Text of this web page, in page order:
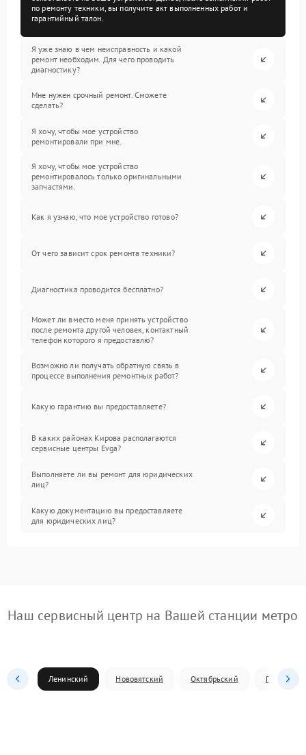
по ремонту техники, вы получите акт выполненных работ и
гарантийный талон.
Я уже знаю в чем неисправность и какой
ремонт необходим. Для чего проводить
диагностику?
Мне нужен срочный ремонт. Сможете
сделать?
Я хочу, чтобы мое устройство
ремонтировали при мне.
Я хочу, чтобы мое устройство
ремонтировалось только оригинальными
запчастями.
Как я узнаю, что мое устройство готово?
От чего зависит срок ремонта техники?
Диагностика проводится бесплатно?
Может ли вместо меня принять устройство
после ремонта другой человек, контактный
телефон которого я предоставлю?
Возможно ли получать обратную связь в
процессе выполнения ремонтных работ?
Какую гарантию вы предоставляете?
В каких районах Кирова располагаются
сервисные центры Evga?
Выполняете ли вы ремонт для юридических
лиц?
Какую документацию вы предоставляете
для юридических лиц?
Наш сервисный центр на Вашей станции метро
Ленинский Нововятский Октябрьский